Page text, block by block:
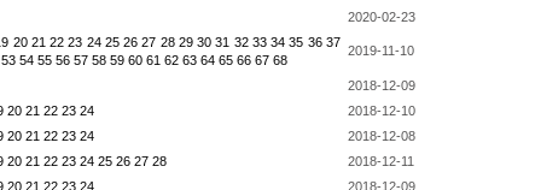
2020-02-23
20 21 22 23 24 25 26 27 28 29 30 31 32 33 34 35 36 37
53 54 55 56 57 58 59 60 61 62 63 64 65 66 67 68
2019-11-10
2018-12-09
20 21 22 23 24
2018-12-10
20 21 22 23 24
2018-12-08
20 21 22 23 24 25 26 27 28
2018-12-11
20 21 22 23 24
2018-12-09